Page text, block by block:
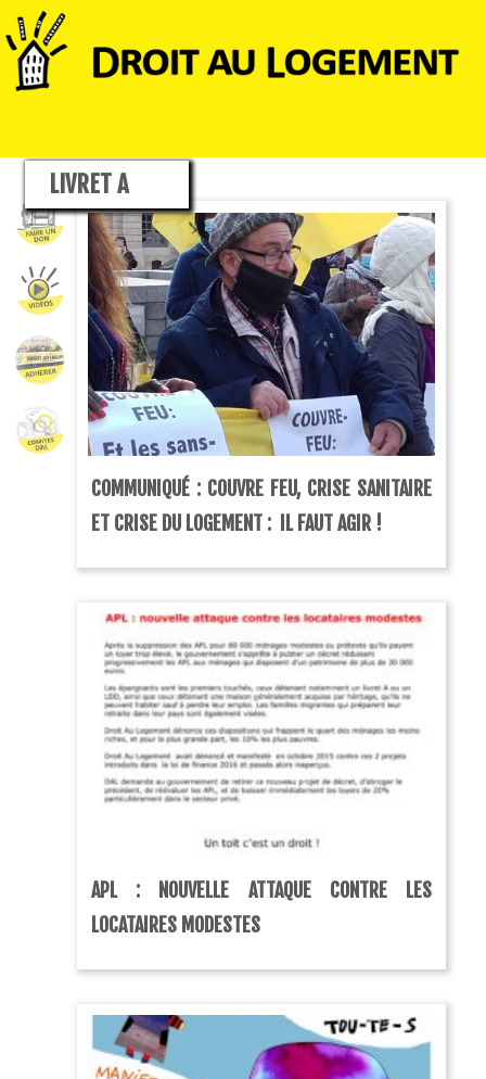
LIVRET A
COMMUNIQUÉ : COUVRE FEU, CRISE SANITAIRE
ET CRISE DU LOGEMENT : IL FAUT AGIR !
APL : NOUVELLE ATTAQUE CONTRE LES
LOCATAIRES MODESTES